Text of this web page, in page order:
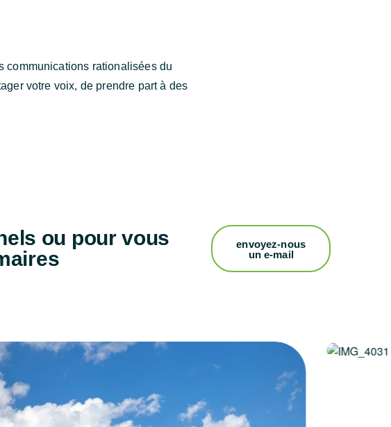
communications rationalisées du
votre voix, de prendre part à des
ou pour vous
envoyez-nous
un e-mail